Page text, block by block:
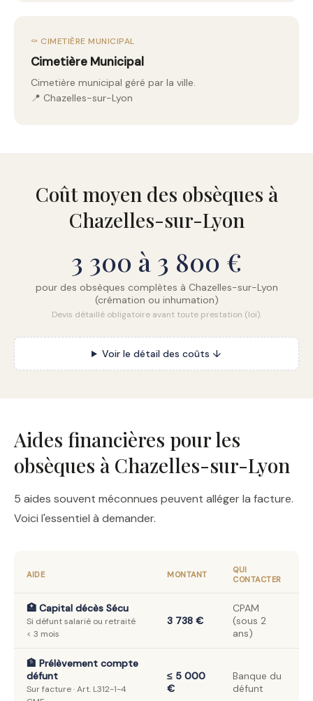
⚰️ CIMETIÈRE MUNICIPAL
Cimetière Municipal
Cimetière municipal géré par la ville.
📍 Chazelles-sur-Lyon
Coût moyen des obsèques à
Chazelles-sur-Lyon
3 300 à 3 800 €
pour des obsèques complètes à Chazelles-sur-Lyon
(crémation ou inhumation)
Devis détaillé obligatoire avant toute prestation (loi).
Voir le détail des coûts ↓
Aides financières pour les
obsèques à Chazelles-sur-Lyon
5 aides souvent méconnues peuvent alléger la facture.
Voici l'essentiel à demander.
AIDE MONTANT
QUI
CONTACTER
🏥 Capital décès Sécu
Si défunt salarié ou retraité
< 3 mois
3 738 €
CPAM
(sous 2
ans)
🏦 Prélèvement compte
défunt
Sur facture · Art. L312-1-4
≤ 5 000
€
Banque du
défunt